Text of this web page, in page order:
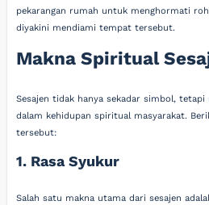
pekarangan rumah untuk menghormati
diyakini mendiami tempat tersebut.
Makna Spiritual
Sesajen tidak hanya sekadar simbol,
dalam kehidupan spiritual masyarakat.
tersebut:
1. Rasa Syukur
Salah satu makna utama dari sesajen